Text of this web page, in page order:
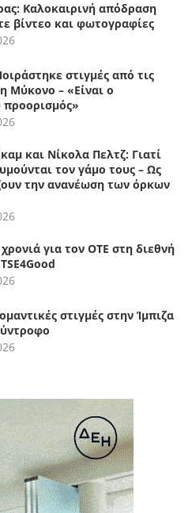
Καλοκαιρινή απόδραση
βίντεο και φωτογραφίες
στιγμές από τις
Μύκονο – «Είναι ο
και Νίκολα Πελτζ: Γιατί
τον γάμο τους – Ως
την ανανέωση των όρκων
για τον ΟΤΕ στη διεθνή
στιγμές στην Ίμπιζα